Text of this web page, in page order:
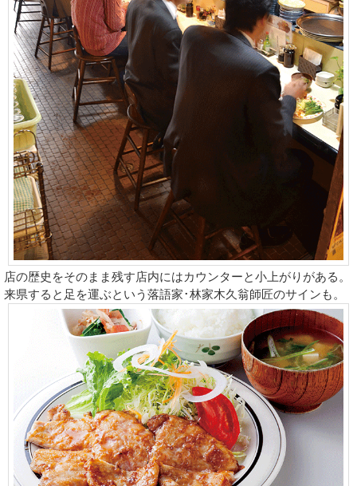
店の歴史をそのまま残す店内にはカウンターと小上がりがある。
来県すると足を運ぶという落語家･林家木久翁師匠のサインも。